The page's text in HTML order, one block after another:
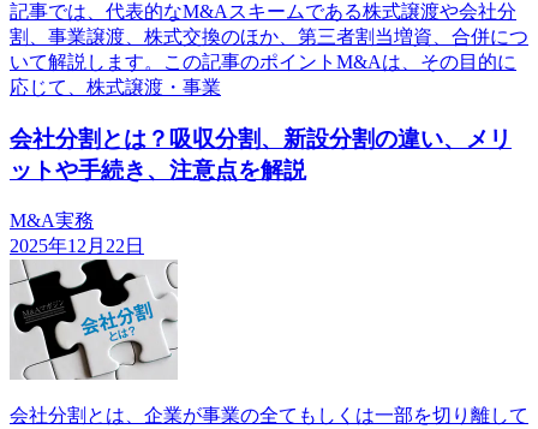
記事では、代表的なM&Aスキームである株式譲渡や会社分
割、事業譲渡、株式交換のほか、第三者割当増資、合併につ
いて解説します。この記事のポイントM&Aは、その目的に
応じて、株式譲渡・事業
会社分割とは？吸収分割、新設分割の違い、メリ
ットや手続き、注意点を解説
M&A実務
2025年12月22日
会社分割とは、企業が事業の全てもしくは一部を切り離して